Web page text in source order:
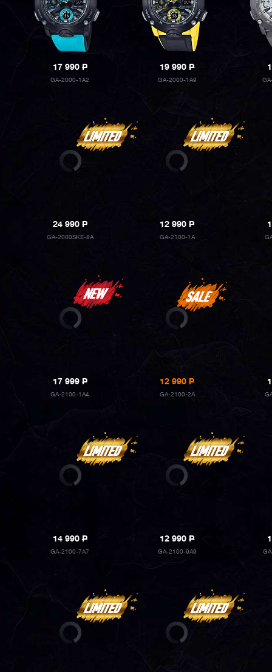
17 990P
GA-2000-1A2
19 990P
GA-2000-1A9
24 990P
GA-2000SKE-8A
12 990P
GA-2100-1A
17 999P
GA-2100-1A4
12 990P
GA-2100-2A
14 990P
GA-2100-7A7
12 990P
GA-2100-9A9